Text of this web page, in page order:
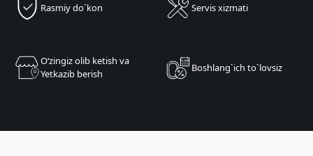
Rasmiy do`kon Servis xizmati
Oʻzingiz olib ketish va
Yetkazib berish
Boshlang`ich to`lovsiz